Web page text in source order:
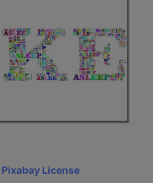
Pixabay License